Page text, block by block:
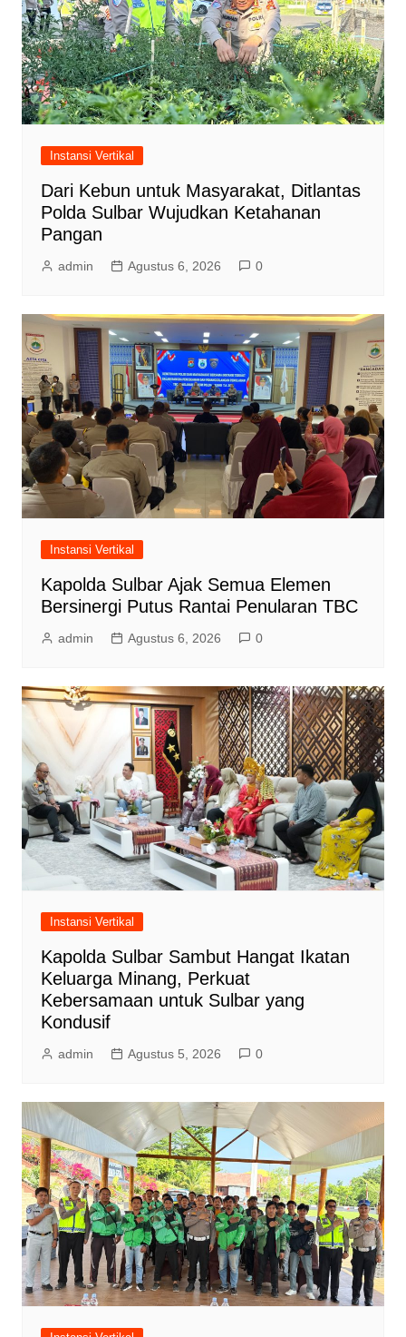
Instansi Vertikal
Dari Kebun untuk Masyarakat, Ditlantas
Polda Sulbar Wujudkan Ketahanan
Pangan
admin Agustus 6, 2026 0
Instansi Vertikal
Kapolda Sulbar Ajak Semua Elemen
Bersinergi Putus Rantai Penularan TBC
admin Agustus 6, 2026 0
Instansi Vertikal
Kapolda Sulbar Sambut Hangat Ikatan
Keluarga Minang, Perkuat
Kebersamaan untuk Sulbar yang
Kondusif
admin Agustus 5, 2026 0